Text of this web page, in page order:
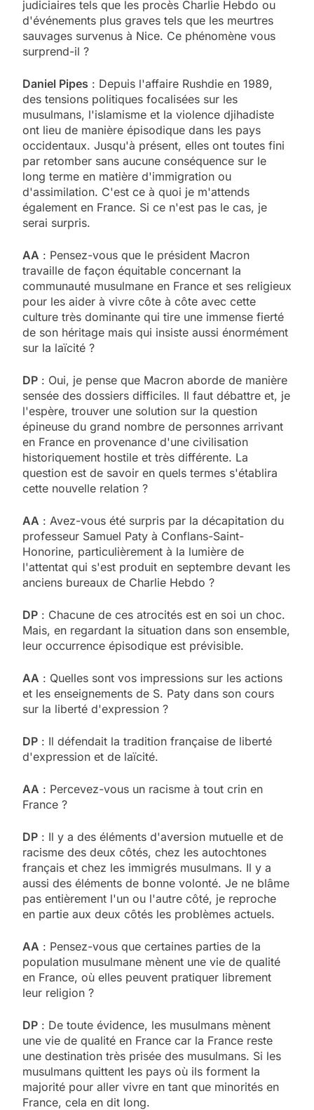
judiciaires tels que les procès Charlie Hebdo ou
d'événements plus graves tels que les meurtres
sauvages survenus à Nice. Ce phénomène vous
surprend-il ?
Daniel Pipes : Depuis l'affaire Rushdie en 1989,
des tensions politiques focalisées sur les
musulmans, l'islamisme et la violence djihadiste
ont lieu de manière épisodique dans les pays
occidentaux. Jusqu'à présent, elles ont toutes fini
par retomber sans aucune conséquence sur le
long terme en matière d'immigration ou
d'assimilation. C'est ce à quoi je m'attends
également en France. Si ce n'est pas le cas, je
serai surpris.
AA : Pensez-vous que le président Macron
travaille de façon équitable concernant la
communauté musulmane en France et ses religieux
pour les aider à vivre côte à côte avec cette
culture très dominante qui tire une immense fierté
de son héritage mais qui insiste aussi énormément
sur la laïcité ?
DP : Oui, je pense que Macron aborde de manière
sensée des dossiers difficiles. Il faut débattre et, je
l'espère, trouver une solution sur la question
épineuse du grand nombre de personnes arrivant
en France en provenance d'une civilisation
historiquement hostile et très différente. La
question est de savoir en quels termes s'établira
cette nouvelle relation ?
AA : Avez-vous été surpris par la décapitation du
professeur Samuel Paty à Conflans-Saint-
Honorine, particulièrement à la lumière de
l'attentat qui s'est produit en septembre devant les
anciens bureaux de Charlie Hebdo ?
DP : Chacune de ces atrocités est en soi un choc.
Mais, en regardant la situation dans son ensemble,
leur occurrence épisodique est prévisible.
AA : Quelles sont vos impressions sur les actions
et les enseignements de S. Paty dans son cours
sur la liberté d'expression ?
DP : Il défendait la tradition française de liberté
d'expression et de laïcité.
AA : Percevez-vous un racisme à tout crin en
France ?
DP : Il y a des éléments d'aversion mutuelle et de
racisme des deux côtés, chez les autochtones
français et chez les immigrés musulmans. Il y a
aussi des éléments de bonne volonté. Je ne blâme
pas entièrement l'un ou l'autre côté, je reproche
en partie aux deux côtés les problèmes actuels.
AA : Pensez-vous que certaines parties de la
population musulmane mènent une vie de qualité
en France, où elles peuvent pratiquer librement
leur religion ?
DP : De toute évidence, les musulmans mènent
une vie de qualité en France car la France reste
une destination très prisée des musulmans. Si les
musulmans quittent les pays où ils forment la
majorité pour aller vivre en tant que minorités en
France, cela en dit long.